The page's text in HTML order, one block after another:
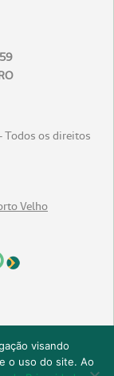
visando
o uso do site. Ao
Todos os direitos
Velho